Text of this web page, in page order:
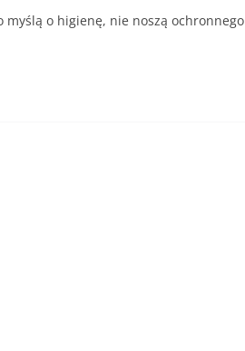
o higienę, nie noszą ochronnego